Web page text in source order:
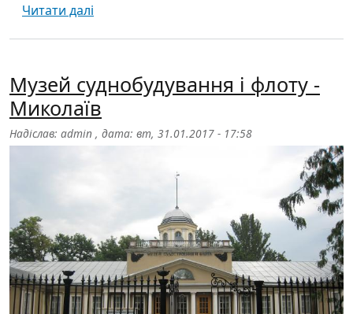
Читати далі
Музей суднобудування і флоту -
Миколаїв
Надіслав: admin , дата: вт, 31.01.2017 - 17:58